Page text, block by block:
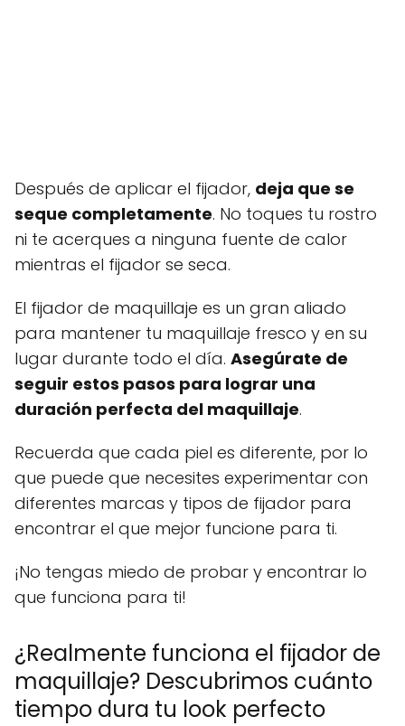
Después de aplicar el fijador, deja que se
seque completamente. No toques tu rostro
ni te acerques a ninguna fuente de calor
mientras el fijador se seca.
El fijador de maquillaje es un gran aliado
para mantener tu maquillaje fresco y en su
lugar durante todo el día. Asegúrate de
seguir estos pasos para lograr una
duración perfecta del maquillaje.
Recuerda que cada piel es diferente, por lo
que puede que necesites experimentar con
diferentes marcas y tipos de fijador para
encontrar el que mejor funcione para ti.
¡No tengas miedo de probar y encontrar lo
que funciona para ti!
¿Realmente funciona el fijador de
maquillaje? Descubrimos cuánto
tiempo dura tu look perfecto